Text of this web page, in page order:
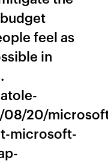
feel as
in
08/20/
microsoft-